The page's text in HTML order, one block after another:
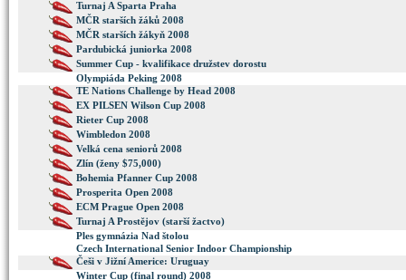
Turnaj A Sparta Praha
MČR starších žáků 2008
MČR starších žákyň 2008
Pardubická juniorka 2008
Summer Cup - kvalifikace družstev dorostu
Olympiáda Peking 2008
TE Nations Challenge by Head 2008
EX PILSEN Wilson Cup 2008
Rieter Cup 2008
Wimbledon 2008
Velká cena seniorů 2008
Zlín (ženy $75,000)
Bohemia Pfanner Cup 2008
Prosperita Open 2008
ECM Prague Open 2008
Turnaj A Prostějov (starší žactvo)
Ples gymnázia Nad štolou
Czech International Senior Indoor Championship
Češi v Jižní Americe: Uruguay
Winter Cup (final round) 2008